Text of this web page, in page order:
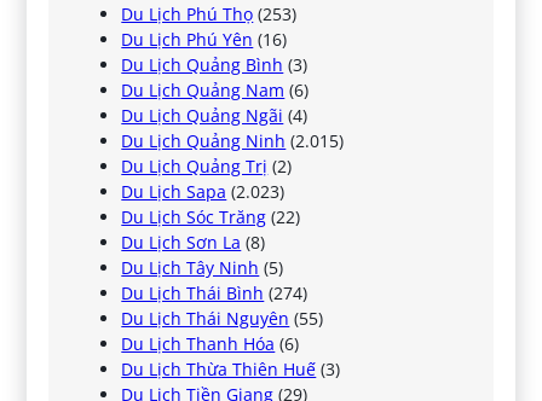
Du Lịch Phú Thọ (253)
Du Lịch Phú Yên (16)
Du Lịch Quảng Bình (3)
Du Lịch Quảng Nam (6)
Du Lịch Quảng Ngãi (4)
Du Lịch Quảng Ninh (2.015)
Du Lịch Quảng Trị (2)
Du Lịch Sapa (2.023)
Du Lịch Sóc Trăng (22)
Du Lịch Sơn La (8)
Du Lịch Tây Ninh (5)
Du Lịch Thái Bình (274)
Du Lịch Thái Nguyên (55)
Du Lịch Thanh Hóa (6)
Du Lịch Thừa Thiên Huế (3)
Du Lịch Tiền Giang (29)